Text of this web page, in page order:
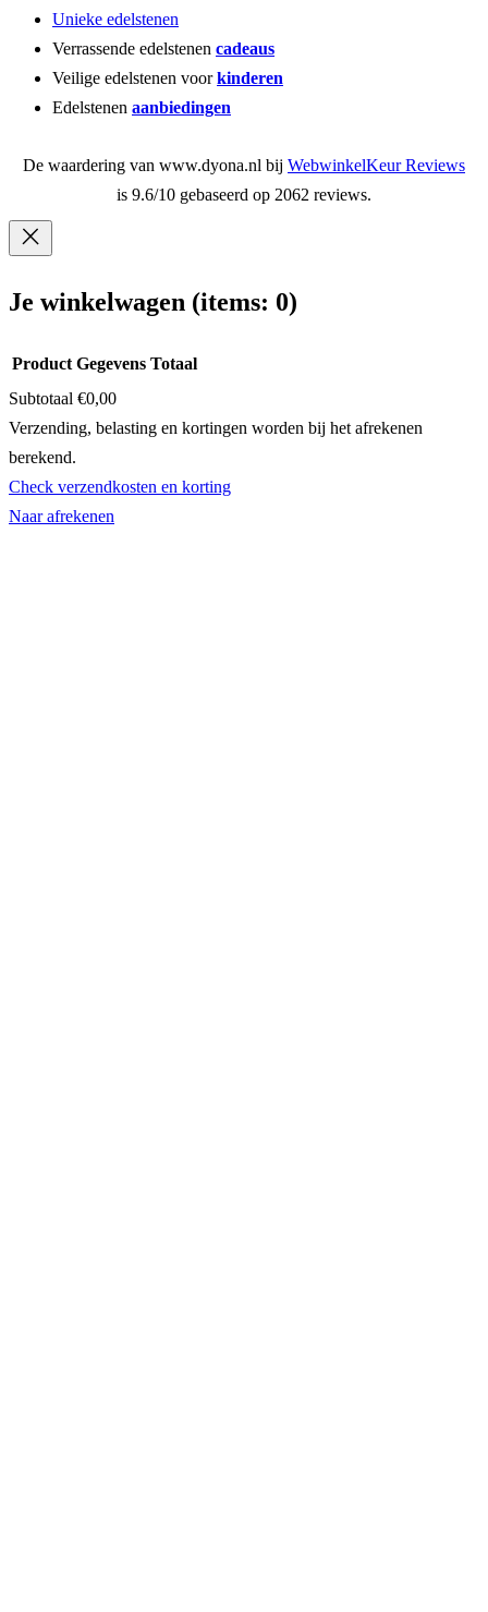
Unieke edelstenen
Verrassende edelstenen cadeaus
Veilige edelstenen voorkinderen
Edelstenen aanbiedingen
De waardering van www.dyona.nl bij WebwinkelKeur Reviews
is 9.6/10 gebaseerd op 2062 reviews.
Je winkelwagen (items: 0)
Producten
in
winkelwagen
Product Gegevens Totaal
Subtotaal €0,00
Verzending, belasting en kortingen worden bij het afrekenen
berekend.
Check verzendkosten en korting
Naar afrekenen